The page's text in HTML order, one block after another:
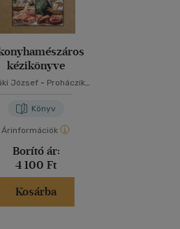
kézikönyve
József - Proháczik
Könyv
Árinformációk
Borító ár:
4 100 Ft
Kosárba